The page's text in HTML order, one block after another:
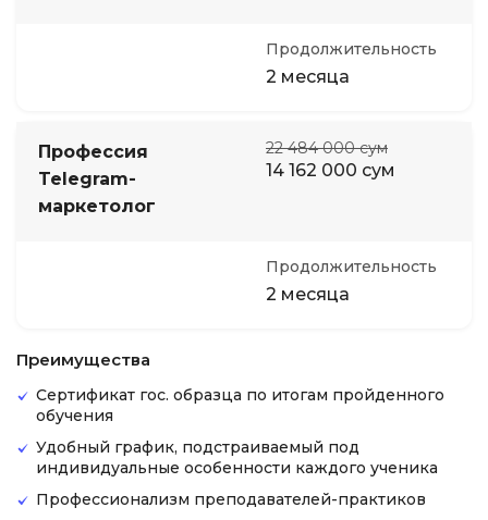
Продолжительность
2 месяца
Профессия
Telegram-
маркетолог
22 484 000 сум
14 162 000 сум
Продолжительность
2 месяца
Преимущества
Сертификат гос. образца по итогам пройденного
обучения
Удобный график, подстраиваемый под
индивидуальные особенности каждого ученика
Профессионализм преподавателей-практиков